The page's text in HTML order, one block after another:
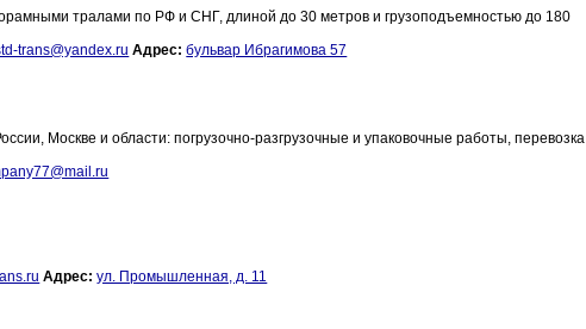
тралами по РФ и СНГ, длиной до 30 метров и грузоподъемностью до 180
trans@yandex.ru Адрес: бульвар Ибрагимова 57
Москве и области: погрузочно-разгрузочные и упаковочные работы, перевозка
Адрес: ул. Промышленная, д. 11